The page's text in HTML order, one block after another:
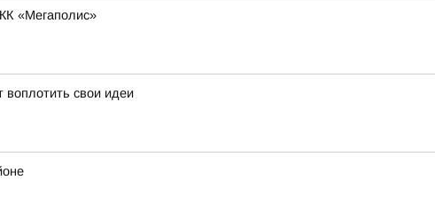
«Мегаполис»
воплотить свои идеи